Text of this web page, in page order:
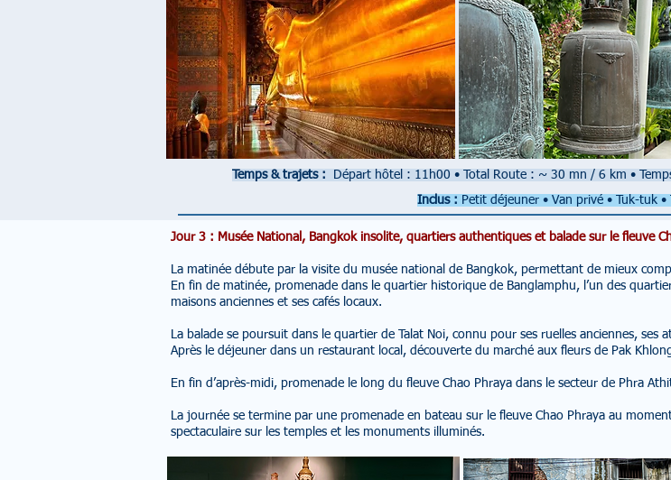
Temps & trajets : Départ hôtel : 11h00 • Total Route : ~ 30 mn / 6 km •
Inclus : Petit déjeuner • Van privé • Tuk-tuk •
Jour 3 : Musée National, Bangkok insolite, quartiers authentiques et balade sur le fleuve
La matinée débute par la visite du musée national de Bangkok, permettant de mieux
En fin de matinée, promenade dans le quartier historique de Banglamphu, l’un des
maisons anciennes et ses cafés locaux.
La balade se poursuit dans le quartier de Talat Noi, connu pour ses ruelles anciennes, ses
Après le déjeuner dans un restaurant local, découverte du marché aux fleurs de Pak
En fin d’après-midi, promenade le long du fleuve Chao Phraya dans le secteur de Phra
La journée se termine par une promenade en bateau sur le fleuve Chao Phraya au
spectaculaire sur les temples et les monuments illuminés.